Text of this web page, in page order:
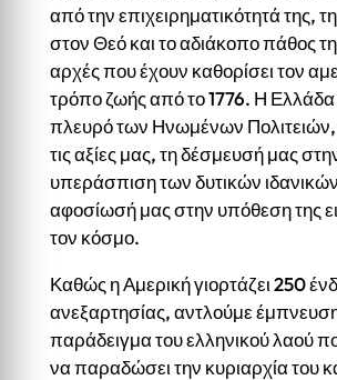
από την επιχειρηματικότητά της,
στον Θεό και το αδιάκοπο πάθος
αρχές που έχουν καθορίσει τον
τρόπο ζωής από το 1776. Η Ελλάδα
πλευρό των Ηνωμένων Πολιτειών,
τις αξίες μας, τη δέσμευσή μας
υπεράσπιση των δυτικών ιδανικών
αφοσίωσή μας στην υπόθεση της
τον κόσμο.
Καθώς η Αμερική γιορτάζει 250
ανεξαρτησίας, αντλούμε
παράδειγμα του ελληνικού λαού
να παραδώσει την κυριαρχία του